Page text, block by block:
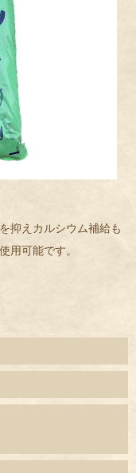
抑えカルシウム補給も
用可能です。